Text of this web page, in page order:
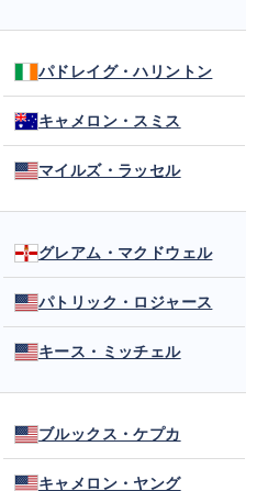
パドレイグ・ハリントン
キャメロン・スミス
マイルズ・ラッセル
グレアム・マクドウェル
パトリック・ロジャース
キース・ミッチェル
ブルックス・ケプカ
キャメロン・ヤング